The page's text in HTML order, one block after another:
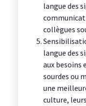
langue des
collègues
langue des
aux besoins
sourdes ou
une
culture,